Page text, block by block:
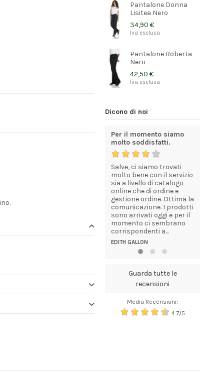
Pantalone Donna
Lisitea Nero
34,90 €
Iva esclusa
Pantalone Roberta
Nero
42,50 €
Iva esclusa
Dicono di noi
precisi e puntuali nella
Per il momento siamo
molto soddisfatti.
Salve, ci siamo trovati
molto bene con il servizio
sia a livello di catalogo
online che di ordine e
gestione ordine. Ottima la
comunicazione. I prodotti
sono arrivati oggi e per il
momento ci sembrano
corrispondenti a...
EDITH GALLON
Guarda tutte le
recensioni
Media Recensioni:
4.7/5